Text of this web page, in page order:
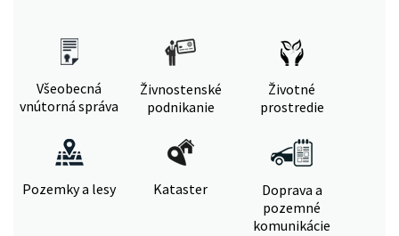
Všeobecná
vnútorná správa
Živnostenské
podnikanie
Životné
prostredie
Pozemky a lesy Kataster
Doprava a
pozemné
komunikácie